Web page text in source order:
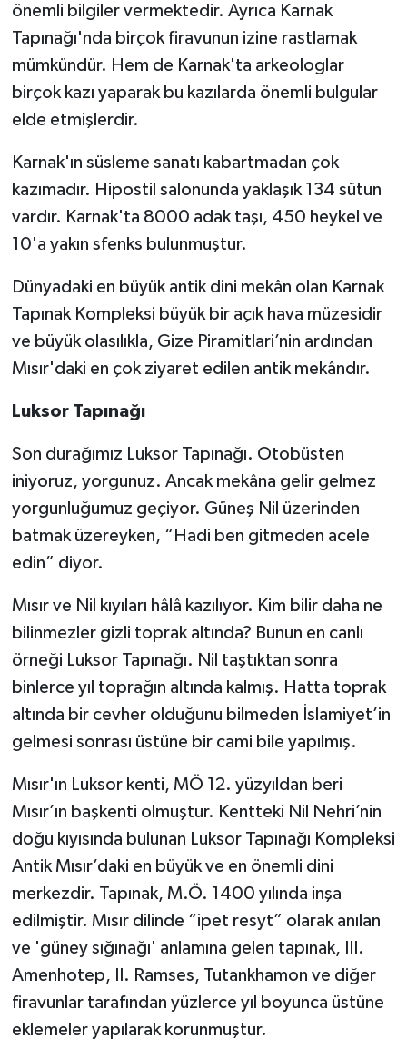
önemli bilgiler vermektedir. Ayrıca Karnak
Tapınağı'nda birçok firavunun izine rastlamak
mümkündür. Hem de Karnak'ta arkeologlar
birçok kazı yaparak bu kazılarda önemli bulgular
elde etmişlerdir.
Karnak'ın süsleme sanatı kabartmadan çok
kazımadır. Hipostil salonunda yaklaşık 134 sütun
vardır. Karnak'ta 8000 adak taşı, 450 heykel ve
10'a yakın sfenks bulunmuştur.
Dünyadaki en büyük antik dini mekân olan Karnak
Tapınak Kompleksi büyük bir açık hava müzesidir
ve büyük olasılıkla, Gize Piramitlari’nin ardından
Mısır'daki en çok ziyaret edilen antik mekândır.
Luksor Tapınağı
Son durağımız Luksor Tapınağı. Otobüsten
iniyoruz, yorgunuz. Ancak mekâna gelir gelmez
yorgunluğumuz geçiyor. Güneş Nil üzerinden
batmak üzereyken, “Hadi ben gitmeden acele
edin” diyor.
Mısır ve Nil kıyıları hâlâ kazılıyor. Kim bilir daha ne
bilinmezler gizli toprak altında? Bunun en canlı
örneği Luksor Tapınağı. Nil taştıktan sonra
binlerce yıl toprağın altında kalmış. Hatta toprak
altında bir cevher olduğunu bilmeden İslamiyet’in
gelmesi sonrası üstüne bir cami bile yapılmış.
Mısır'ın Luksor kenti, MÖ 12. yüzyıldan beri
Mısır’ın başkenti olmuştur. Kentteki Nil Nehri’nin
doğu kıyısında bulunan Luksor Tapınağı Kompleksi
Antik Mısır’daki en büyük ve en önemli dini
merkezdir. Tapınak, M.Ö. 1400 yılında inşa
edilmiştir. Mısır dilinde “ipet resyt” olarak anılan
ve 'güney sığınağı' anlamına gelen tapınak, III.
Amenhotep, II. Ramses, Tutankhamon ve diğer
firavunlar tarafından yüzlerce yıl boyunca üstüne
eklemeler yapılarak korunmuştur.